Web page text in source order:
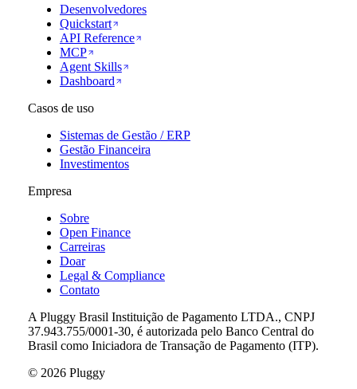
Desenvolvedores
Quickstart
API Reference
MCP
Agent Skills
Dashboard
Casos de uso
Sistemas de Gestão / ERP
Gestão Financeira
Investimentos
Empresa
Sobre
Open Finance
Carreiras
Doar
Legal & Compliance
Contato
A Pluggy Brasil Instituição de Pagamento LTDA., CNPJ
37.943.755/0001-30, é autorizada pelo Banco Central do
Brasil como Iniciadora de Transação de Pagamento (ITP).
© 2026Pluggy